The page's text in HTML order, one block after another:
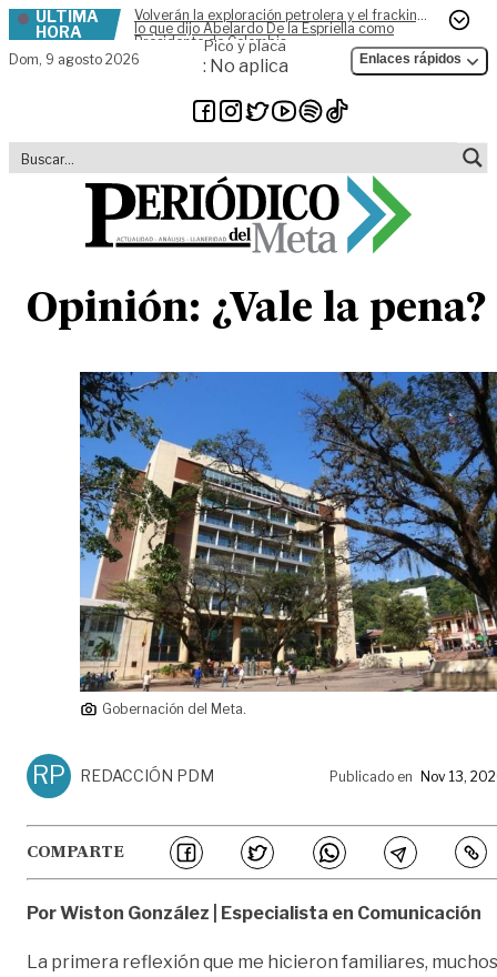
Skip to content
ÚLTIMA
HORA
Volverán la exploración petrolera y el fracking,
lo que dijo Abelardo De la Espriella como
Presidente de Colombia
Dom, 9 agosto 2026
Pico y placa
: No aplica Enlaces rápidos
Opinión: ¿Vale la pena?
Gobernación del Meta.
RP REDACCIÓN PDM Publicado en Nov 13,
COMPARTE
Por Wiston González | Especialista en Comunicación
La primera reflexión que me hicieron familiares, muchos